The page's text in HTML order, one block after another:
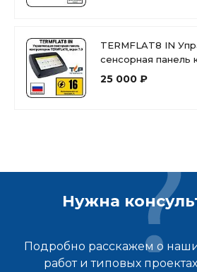
TERMFLAT8 IN
сенсорная панель
TERMFLAT8, экран
25 000 ₽
Нужна
Подробно расскажем о
работ и типовых